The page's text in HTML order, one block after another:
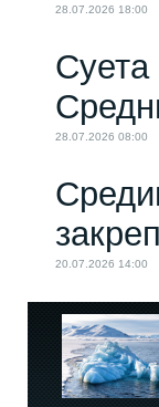
28.07.2026 18:00
Суета
28.07.2026 08:00
20.07.2026 14:00